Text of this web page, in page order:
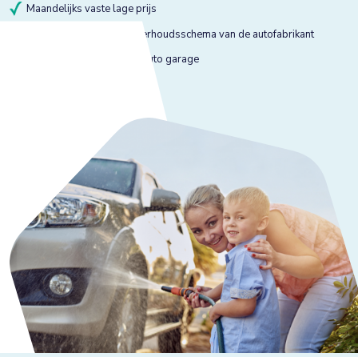
Maandelijks vaste lage prijs
Onderhoud volgens onderhoudsschema van de autofabrikant
Onderhoud bij gekeurde auto garage